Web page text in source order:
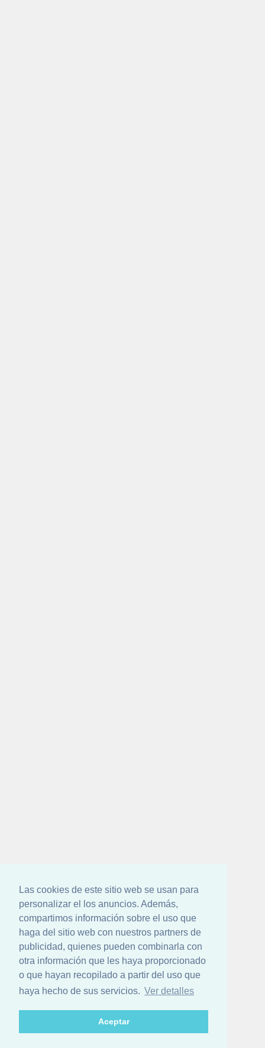
Las cookies de este sitio web se usan para
personalizar el los anuncios. Además,
compartimos información sobre el uso que
haga del sitio web con nuestros partners de
publicidad, quienes pueden combinarla con
otra información que les haya proporcionado
o que hayan recopilado a partir del uso que
haya hecho de sus servicios. Ver detalles
Aceptar